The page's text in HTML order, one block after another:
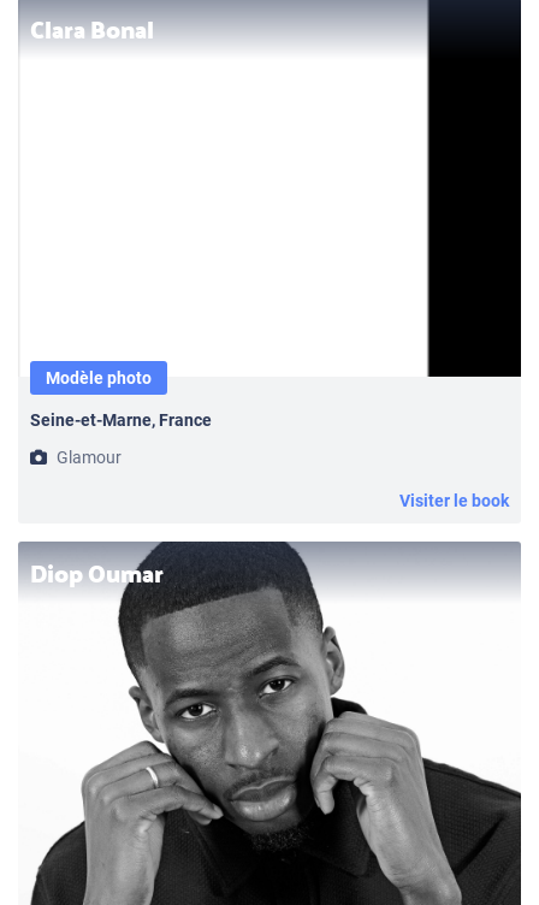
Clara Bonal
Modèle photo
Seine-et-Marne, France
Glamour
Visiter le book
Diop Oumar